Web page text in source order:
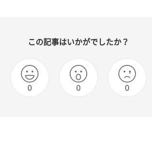
この記事はいかがでしたか？
0 0 0